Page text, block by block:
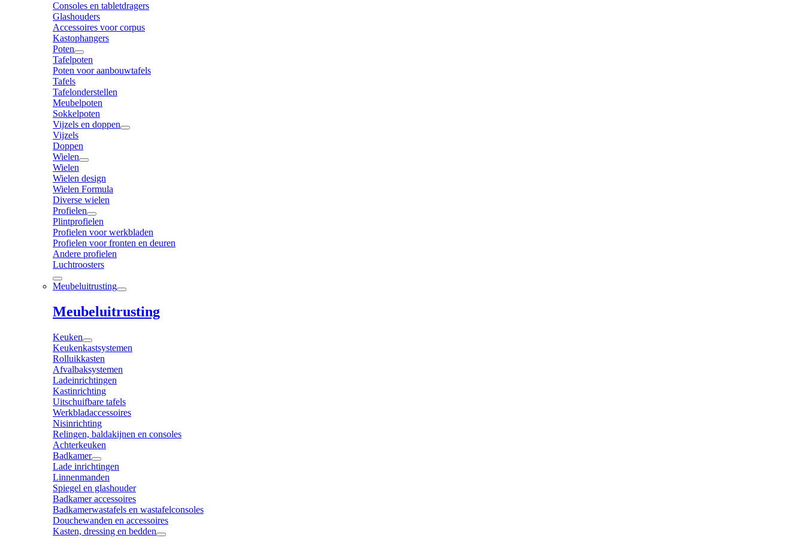
Consoles en tabletdragers
Glashouders
Accessoires voor corpus
Kastophangers
Poten
Tafelpoten
Poten voor aanbouwtafels
Tafels
Tafelonderstellen
Meubelpoten
Sokkelpoten
Vijzels en doppen
Vijzels
Doppen
Wielen
Wielen
Wielen design
Wielen Formula
Diverse wielen
Profielen
Plintprofielen
Profielen voor werkbladen
Profielen voor fronten en deuren
Andere profielen
Luchtroosters
Meubeluitrusting
Meubeluitrusting
Keuken
Keukenkastsystemen
Rolluikkasten
Afvalbaksystemen
Ladeinrichtingen
Kastinrichting
Uitschuifbare tafels
Werkbladaccessoires
Nisinrichting
Relingen, baldakijnen en consoles
Achterkeuken
Badkamer
Lade inrichtingen
Linnenmanden
Spiegel en glashouder
Badkamer accessoires
Badkamerwastafels en wastafelconsoles
Douchewanden en accessoires
Kasten, dressing en bedden